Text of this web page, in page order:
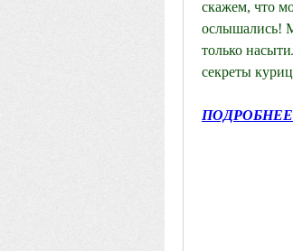
скажем, что
ослышались!
только
секреты